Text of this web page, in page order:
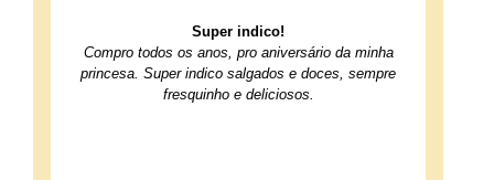
Super indico!
Compro todos os anos, pro aniversário da minha
princesa. Super indico salgados e doces, sempre
fresquinho e deliciosos.